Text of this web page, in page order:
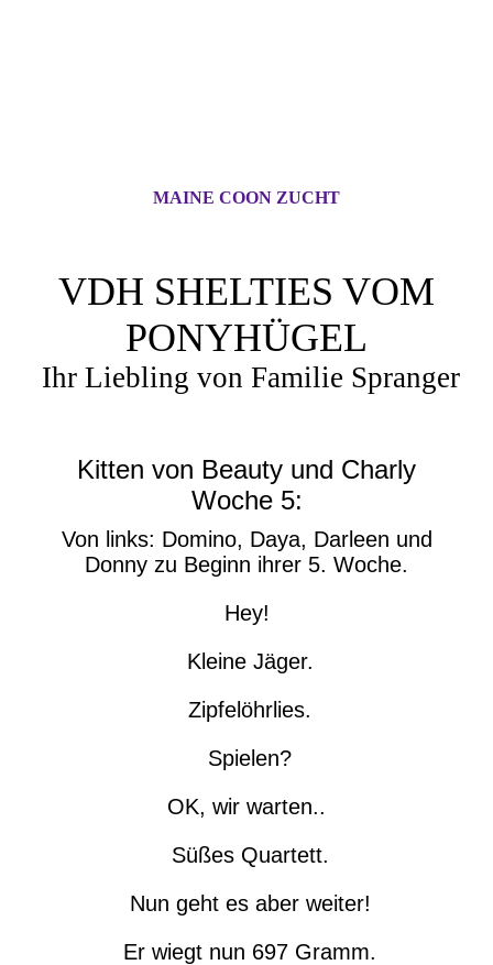
MAINE COON ZUCHT
VDH SHELTIES VOM
PONYHÜGEL
Ihr Liebling von Familie Spranger
Kitten von Beauty und Charly
Woche 5:
Von links: Domino, Daya, Darleen und
Donny zu Beginn ihrer 5. Woche.
Hey!
Kleine Jäger.
Zipfelöhrlies.
Spielen?
OK, wir warten..
Süßes Quartett.
Nun geht es aber weiter!
Er wiegt nun 697 Gramm.